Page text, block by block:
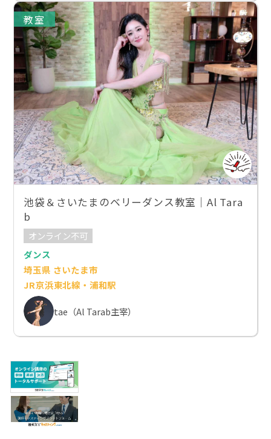
教室
池袋＆さいたまのベリーダンス教室｜Al Tara
b
オンライン不可
ダンス
埼玉県 さいたま市
JR京浜東北線・浦和駅
tae（Al Tarab主宰）